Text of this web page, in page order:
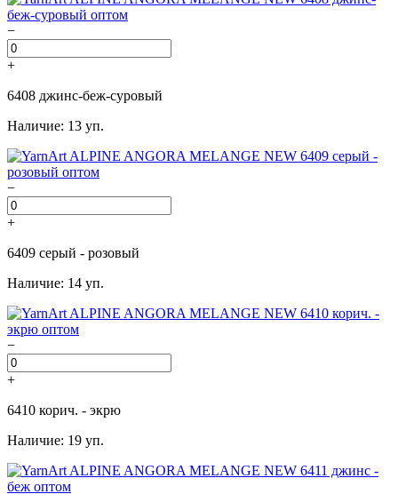
−
+
6408 джинс-беж-суровый
Наличие: 13 уп.
−
+
6409 серый - розовый
Наличие: 14 уп.
−
+
6410 корич. - экрю
Наличие: 19 уп.